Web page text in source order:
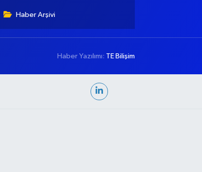
Haber Arşivi
Haber Yazılımı: TE Bilişim